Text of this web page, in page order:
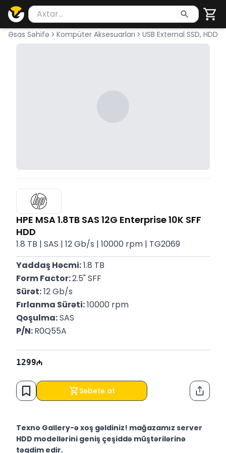
Məhsul axtar
Axtarış üçün ən azı 2 simvol yazın. Göndərmək
Əsas Səhifə Kompüter Aksesuarları USB External SSD, HDD
HPE MSA 1.8TB SAS 12G Enterprise 10K SFF
HDD
1.8 TB | SAS | 12 Gb/s | 10000 rpm | TG2069
Yaddaş Həcmi: 1.8 TB
Form Factor: 2.5" SFF
Sürət: 12 Gb/s
Fırlanma Sürəti: 10000 rpm
Qoşulma: SAS
P/N: R0Q55A
1299
Səbətə at
Texno Gallery-ə xoş gəldiniz! mağazamız server
HDD modellərini geniş çeşiddə müştərilərinə
təqdim edir.